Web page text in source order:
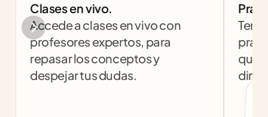
Clases en vivo.
Accede a clases en vivo con
profesores expertos, para
repasar los conceptos y
despejar tus dudas.
que